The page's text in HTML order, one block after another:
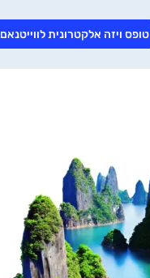
טופס ויזה אלקטרונית לווייטנאם